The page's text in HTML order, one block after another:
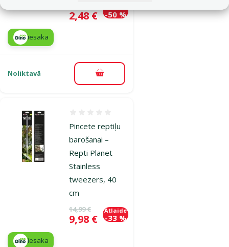
Cena
2,48 € -50 %
iesaka
Noliktavā Pievienot grozam
Pincete reptiļu
barošanai –
Repti Planet
Stainless
tweezers, 40
cm
Oriģinālā cena
14,99 €
Cena
9,98 €
Atlaide
-33 %
iesaka